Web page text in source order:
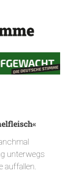
unterwegs
auffallen.